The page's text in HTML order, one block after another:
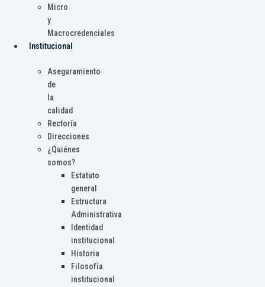
Micro
y
Macrocredenciales
Institucional
Aseguramiento
de
la
calidad
Rectoría
Direcciones
¿Quiénes
somos?
Estatuto
general
Estructura
Administrativa
Identidad
institucional
Historia
Filosofía
institucional